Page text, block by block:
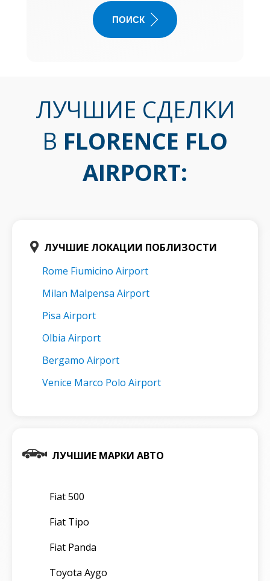
ПОИСК
ЛУЧШИЕ СДЕЛКИ
В FLORENCE FLO
AIRPORT:
ЛУЧШИЕ ЛОКАЦИИ ПОБЛИЗОСТИ
Rome Fiumicino Airport
Milan Malpensa Airport
Pisa Airport
Olbia Airport
Bergamo Airport
Venice Marco Polo Airport
ЛУЧШИЕ МАРКИ АВТО
Fiat 500
Fiat Tipo
Fiat Panda
Toyota Aygo